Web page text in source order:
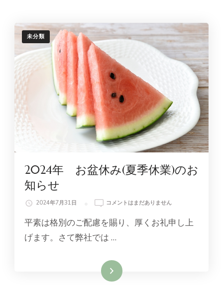
ら
せ
の
未分類
2024年 お盆休み(夏季休業)のお
知らせ
2024年7月31日
2024
お
休
(夏
季
休
コメントはまだありません
平素は格別のご配慮を賜り、厚くお礼申し上
げます。さて弊社では …
続きを読む